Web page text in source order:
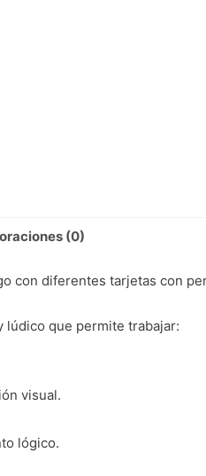
(0)
con diferentes tarjetas con
lúdico que permite trabajar:
visual.
lógico.